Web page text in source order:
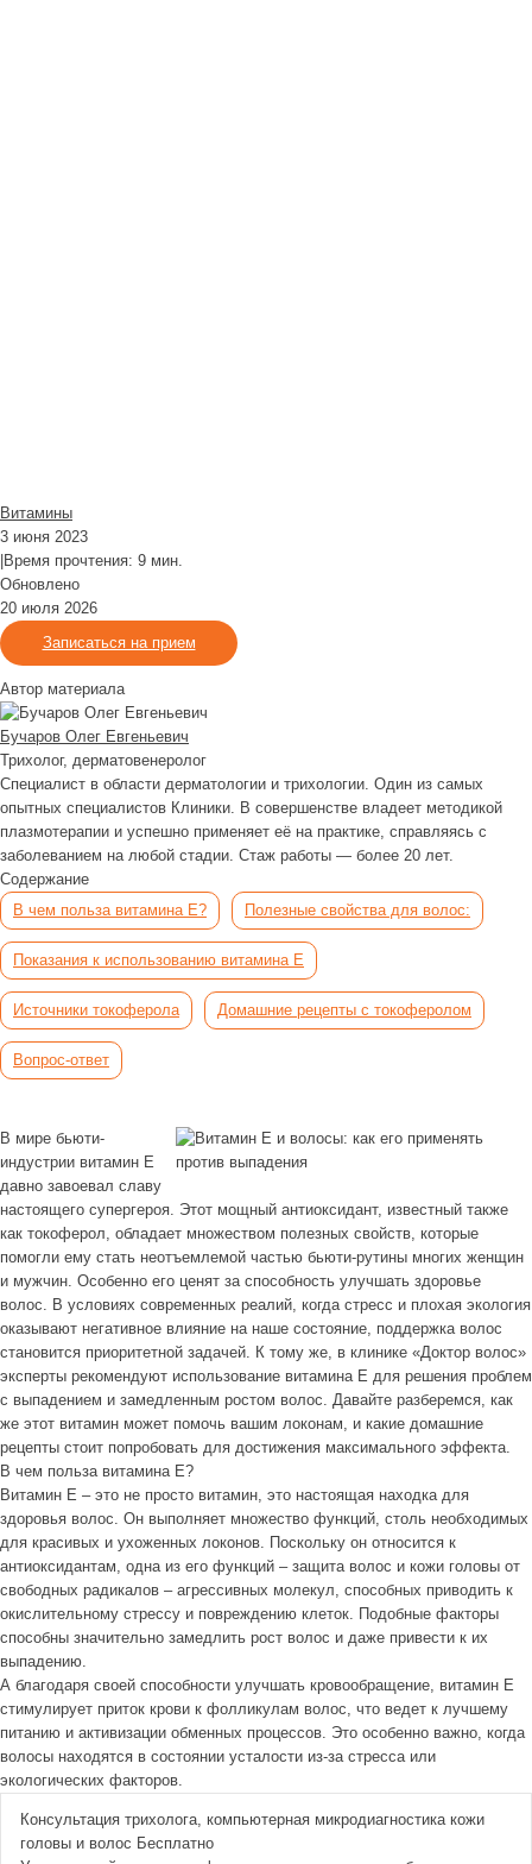
Витамины
3 июня 2023
Время прочтения: 9 мин.
Обновлено
20 июля 2026
Записаться на прием
Автор материала
Бучаров Олег Евгеньевич
Трихолог, дерматовенеролог
Специалист в области дерматологии и трихологии. Один из самых
опытных специалистов Клиники. В совершенстве владеет методикой
плазмотерапии и успешно применяет её на практике, справляясь с
заболеванием на любой стадии. Стаж работы — более 20 лет.
Содержание
В чем польза витамина Е?
Полезные свойства для волос:
Показания к использованию витамина Е
Источники токоферола Домашние рецепты с токоферолом
Вопрос-ответ
В мире бьюти-
индустрии витамин Е
давно завоевал славу
настоящего супергероя. Этот мощный антиоксидант, известный также
как токоферол, обладает множеством полезных свойств, которые
помогли ему стать неотъемлемой частью бьюти-рутины многих женщин
и мужчин. Особенно его ценят за способность улучшать здоровье
волос. В условиях современных реалий, когда стресс и плохая экология
оказывают негативное влияние на наше состояние, поддержка волос
становится приоритетной задачей. К тому же, в клинике «Доктор волос»
эксперты рекомендуют использование витамина Е для решения проблем
с выпадением и замедленным ростом волос. Давайте разберемся, как
же этот витамин может помочь вашим локонам, и какие домашние
рецепты стоит попробовать для достижения максимального эффекта.
В чем польза витамина Е?
Витамин Е – это не просто витамин, это настоящая находка для
здоровья волос. Он выполняет множество функций, столь необходимых
для красивых и ухоженных локонов. Поскольку он относится к
антиоксидантам, одна из его функций – защита волос и кожи головы от
свободных радикалов – агрессивных молекул, способных приводить к
окислительному стрессу и повреждению клеток. Подобные факторы
способны значительно замедлить рост волос и даже привести к их
выпадению.
А благодаря своей способности улучшать кровообращение, витамин Е
стимулирует приток крови к фолликулам волос, что ведет к лучшему
питанию и активизации обменных процессов. Это особенно важно, когда
волосы находятся в состоянии усталости из-за стресса или
экологических факторов.
Консультация трихолога, компьютерная микродиагностика кожи
головы и волос Бесплатно